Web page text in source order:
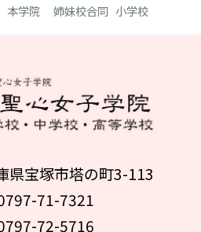
本学院 姉妹校合同 小学校
県宝塚市塔の町3-113
71-7321
72-5716